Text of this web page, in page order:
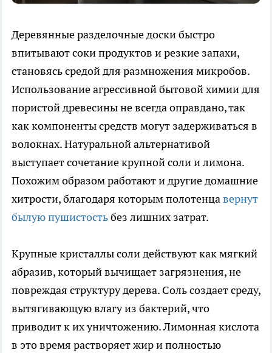
Деревянные разделочные доски быстро
впитывают соки продуктов и резкие запахи,
становясь средой для размножения микробов.
Использование агрессивной бытовой химии для
пористой древесины не всегда оправдано, так
как компоненты средств могут задерживаться в
волокнах. Натуральной альтернативой
выступает сочетание крупной соли и лимона.
Похожим образом работают и другие домашние
хитрости, благодаря которым полотенцавернут
былую пушистостьбез лишних затрат.
Крупные кристаллы соли действуют как мягкий
абразив, который вычищает загрязнения, не
повреждая структуру дерева. Соль создает среду,
вытягивающую влагу из бактерий, что
приводит к их уничтожению. Лимонная кислота
в это время растворяет жир и полностью